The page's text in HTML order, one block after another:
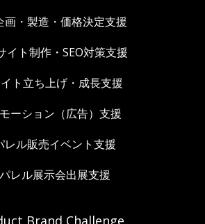
画・製造・価格決定支援
イト制作・SEO対策支援
ト立ち上げ・成長支援
ーション（広告）支援
レル販売イベント支援
レル展示会出展支援